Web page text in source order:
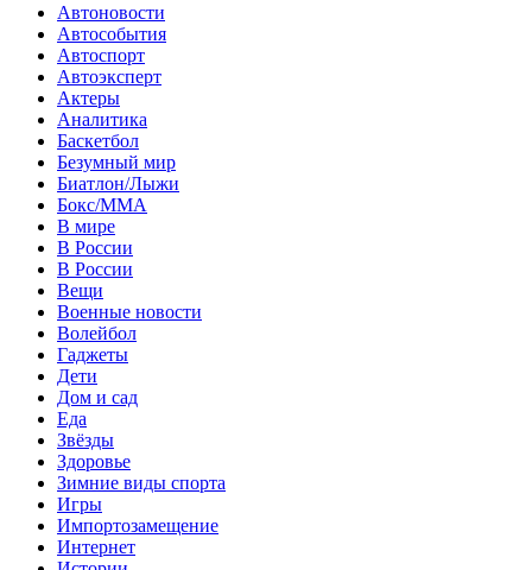
Автоновости
Автособытия
Автоспорт
Автоэксперт
Актеры
Аналитика
Баскетбол
Безумный мир
Биатлон/Лыжи
Бокс/MMA
В мире
В России
В России
Вещи
Военные новости
Волейбол
Гаджеты
Дети
Дом и сад
Еда
Звёзды
Здоровье
Зимние виды спорта
Игры
Импортозамещение
Интернет